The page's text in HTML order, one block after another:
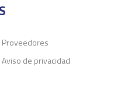
Proveedores
Aviso de privacidad